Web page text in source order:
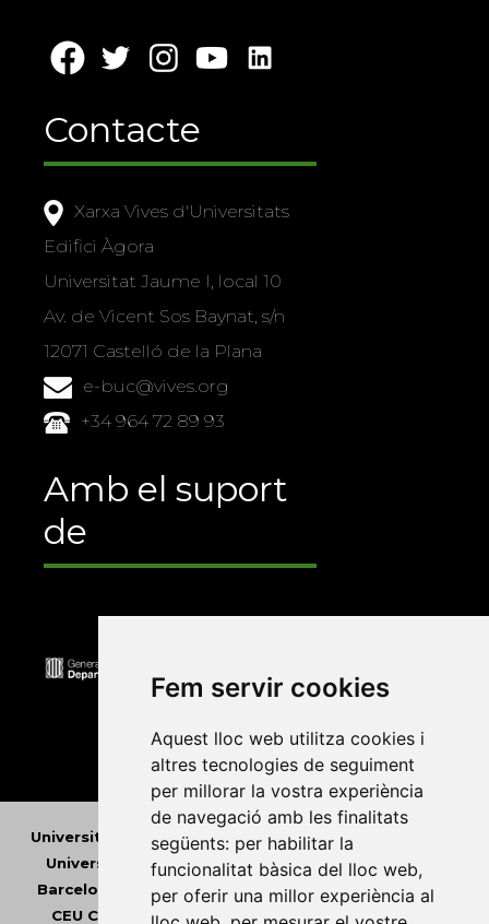
Fem servir cookies
Aquest lloc web utilitza cookies i
altres tecnologies de seguiment
per millorar la vostra experiència
de navegació amb les finalitats
següents: per habilitar la
funcionalitat bàsica del lloc web,
per oferir una millor experiència al
Contacte
Xarxa Vives d'Universitats
Edifici Àgora
Universitat Jaume I, local 10
Av. de Vicent Sos Baynat, s/n
12071 Castelló de la Plana
e-buc@vives.org
+34 964 72 89 93
Amb el suport
de
Universitat Abat Oliba CEU •Universitat d'Alacant
Universitat d'Andorra•Universitat Autònoma de
Barcelona
Universitat de Barcelona•Universitat
CEU Cardenal Herrera
•Universitat de Girona